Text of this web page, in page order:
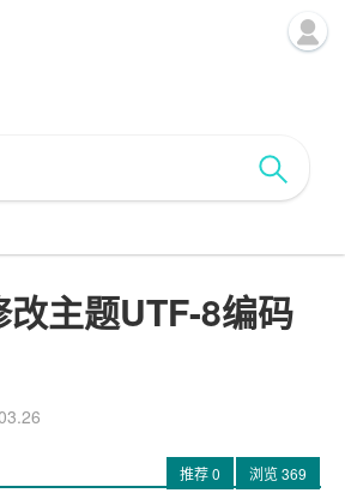
主题UTF-8编码
推荐0 浏览369